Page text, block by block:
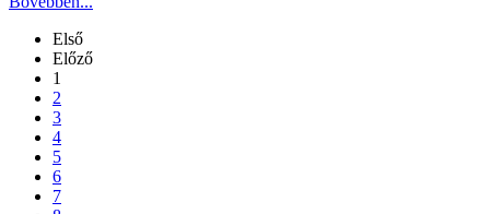
Első
Előző
1
2
3
4
5
6
7